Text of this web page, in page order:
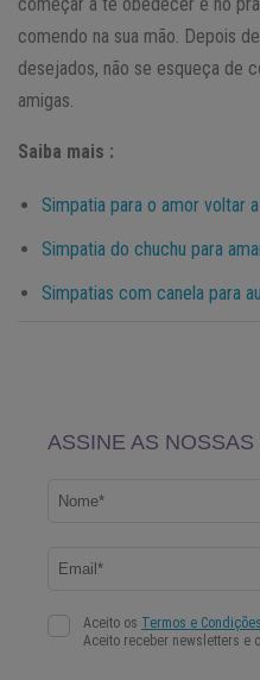
comendo na sua mão. Depois
desejados, não se esqueça de
amigas.
Saiba mais :
Simpatia para o amor voltar
Simpatia do chuchu para
Simpatias com canela para